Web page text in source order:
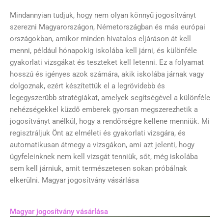
Mindannyian tudjuk, hogy nem olyan könnyű jogosítványt
szerezni Magyarországon, Németországban és más európai
országokban, amikor minden hivatalos eljáráson át kell
menni, például hónapokig iskolába kell járni, és különféle
gyakorlati vizsgákat és teszteket kell letenni. Ez a folyamat
hosszú és igényes azok számára, akik iskolába járnak vagy
dolgoznak, ezért készítettük el a legrövidebb és
legegyszerűbb stratégiákat, amelyek segítségével a különféle
nehézségekkel küzdő emberek gyorsan megszerezhetik a
jogosítványt anélkül, hogy a rendőrségre kellene menniük. Mi
regisztráljuk Önt az elméleti és gyakorlati vizsgára, és
automatikusan átmegy a vizsgákon, ami azt jelenti, hogy
ügyfeleinknek nem kell vizsgát tenniük, sőt, még iskolába
sem kell járniuk, amit természetesen sokan próbálnak
elkerülni. Magyar jogosítvány vásárlása
Magyar jogosítvány vásárlása